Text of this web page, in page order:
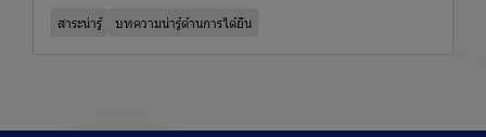
สาระน่ารู้ บทความน่ารู้ด้านการได้ยิน